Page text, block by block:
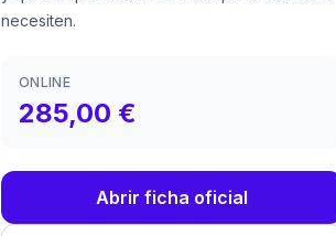
necesiten.
ONLINE
285,00 €
Abrir ficha oficial